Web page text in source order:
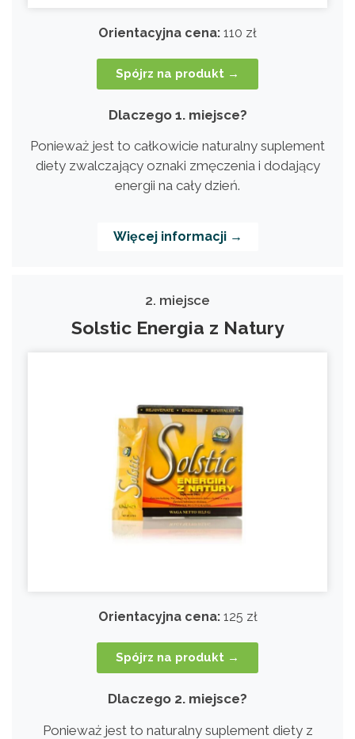
Orientacyjna cena: 110 zł
Spójrz na produkt →
Dlaczego 1. miejsce?
Ponieważ jest to całkowicie naturalny suplement
diety zwalczający oznaki zmęczenia i dodający
energii na cały dzień.
Więcej informacji →
2. miejsce
Solstic Energia z Natury
Orientacyjna cena:125 zł
Spójrz na produkt →
Dlaczego 2. miejsce?
Ponieważ jest to naturalny suplement diety z